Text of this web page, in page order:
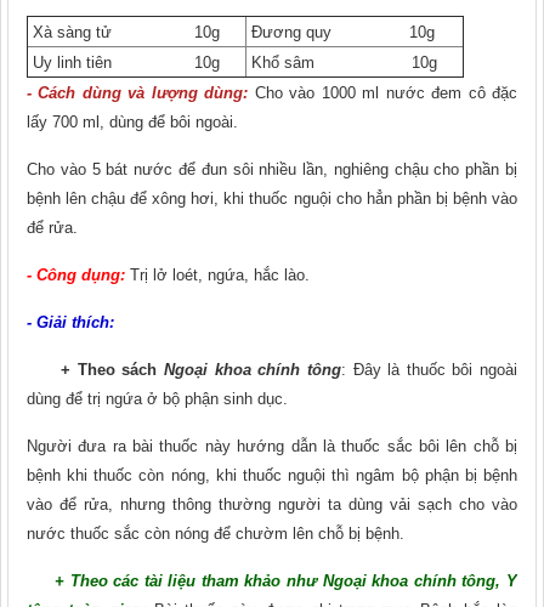
Xà sàng tử 10g
Đương quy 10g
Uy linh tiên 10g
Khổ sâm 10g
- Cách dùng và lượng dùng: Cho vào 1000 ml nước đem cô đặc
lấy 700 ml, dùng để bôi ngoài.
Cho vào 5 bát nước để đun sôi nhiều lần, nghiêng chậu cho phần bị
bệnh lên chậu để xông hơi, khi thuốc nguội cho hẳn phần bị bệnh vào
để rửa.
- Công dụng: Trị lở loét, ngứa, hắc lào.
- Giải thích:
+ Theo sách Ngoại khoa chính tông: Đây là thuốc bôi ngoài
dùng để trị ngứa ở bộ phận sinh dục.
Người đưa ra bài thuốc này hướng dẫn là thuốc sắc bôi lên chỗ bị
bệnh khi thuốc còn nóng, khi thuốc nguội thì ngâm bộ phận bị bệnh
vào để rửa, nhưng thông thường người ta dùng vải sạch cho vào
nước thuốc sắc còn nóng để chườm lên chỗ bị bệnh.
+ Theo các tài liệu tham khảo như Ngoại khoa chính tông, Y